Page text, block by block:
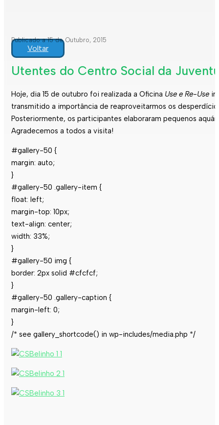
Publicado a 15 de Outubro, 2015
Voltar
Utentes do Centro Social da
Hoje, dia 15 de outubro foi realizada a Oficina Use e Re-Use
transmitido a importância de reaproveitarmos os
Posteriormente, os participantes elaboraram pequenos
Agradecemos a todos a visita!
#gallery-50 {
margin: auto;
}
#gallery-50 .gallery-item {
float: left;
margin-top: 10px;
text-align: center;
width: 33%;
}
#gallery-50 img {
border: 2px solid #cfcfcf;
}
#gallery-50 .gallery-caption {
margin-left: 0;
}
/* see gallery_shortcode() in wp-includes/media.php */